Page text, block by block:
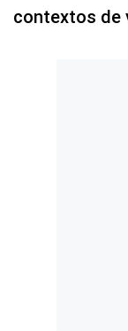
contextos de